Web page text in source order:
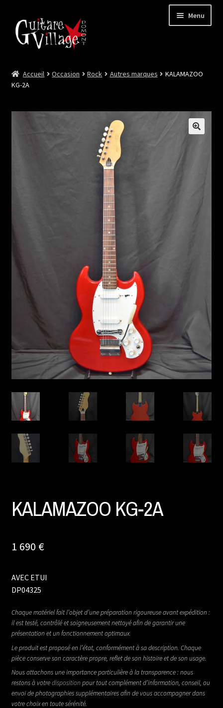
Menu
le
menu
enfant
Accueil Occasion Rock Autres marques
KALAMAZOO
KG-2A
KALAMAZOO KG-2A
1 690 €
AVEC ETUI
DP04325
Chaque matériel fait l’objet d’une préparation rigoureuse avant expédition :
il est testé, contrôlé et soigneusement nettoyé afin de garantir une
présentation et un fonctionnement optimaux.
Le produit est proposé en l’état, conformément à sa description. Chaque
pièce conserve son caractère propre, reflet de son histoire et de son usage.
Nous attachons une importance particulière à la transparence : nous
restons à votredisposition pour tout complément d’information, conseil, ou
envoi de photographies supplémentaires afin de vous accompagner dans
votre choix en toute sérénité.